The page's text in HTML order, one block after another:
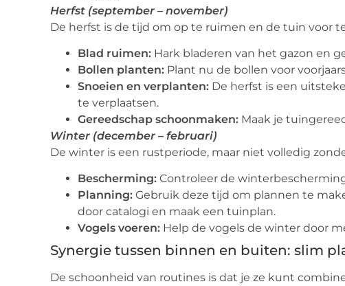
Herfst (september – november)
De herfst is de tijd om op te ruimen en de tuin voor
Blad ruimen: Hark bladeren van het gazon en
Bollen planten: Plant nu de bollen voor
Snoeien en verplanten: De herfst is een
te verplaatsen.
Gereedschap schoonmaken: Maak je
Winter (december – februari)
De winter is een rustperiode, maar niet volledig
Bescherming: Controleer de
Planning: Gebruik deze tijd om plannen te
door catalogi en maak een tuinplan.
Vogels voeren: Help de vogels de winter door
Synergie tussen binnen en buiten: slim
De schoonheid van routines is dat je ze kunt